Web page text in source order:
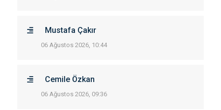
Mustafa Çakır
06 Ağustos 2026, 10:44
Cemile Özkan
06 Ağustos 2026, 09:36